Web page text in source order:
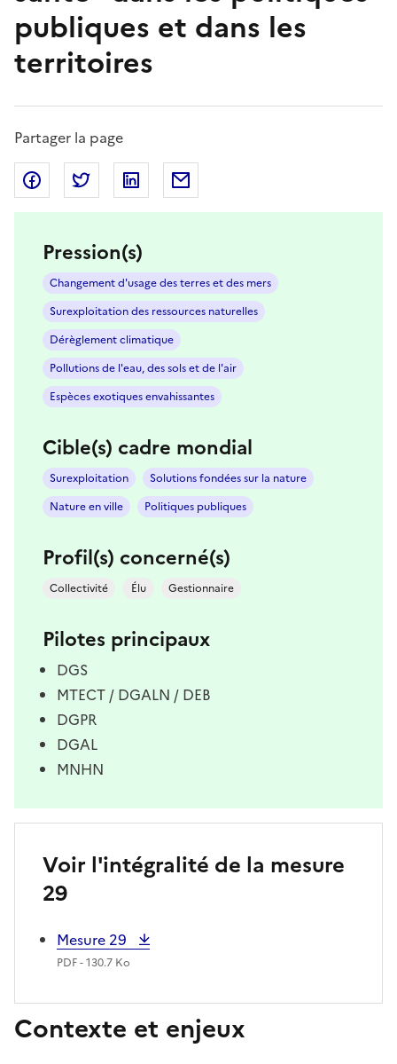
publiques et dans les
territoires
Partager la page
Partager sur Facebook
Partager sur Twitter
Partager sur Linkedin
Pression(s)
Changement d'usage des terres et des mers
Surexploitation des ressources naturelles
Dérèglement climatique
Pollutions de l'eau, des sols et de l'air
Espèces exotiques envahissantes
Cible(s) cadre mondial
Surexploitation
Solutions fondées sur la nature
Nature en ville
Politiques publiques
Profil(s) concerné(s)
Collectivité Élu Gestionnaire
Pilotes principaux
DGS
MTECT / DGALN / DEB
DGPR
DGAL
MNHN
Voir l'intégralité de la mesure
29
Mesure 29
PDF - 130.7 Ko
Contexte et enjeux